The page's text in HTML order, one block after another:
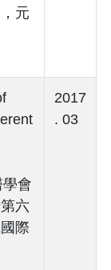
元
會
六
際
2017
. 03